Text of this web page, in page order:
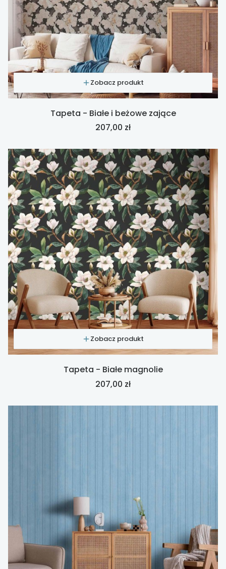
Zobacz produkt
Tapeta - Białe i beżowe zające
Cena
207,00 zł
Zobacz produkt
Tapeta - Białe magnolie
Cena
207,00 zł